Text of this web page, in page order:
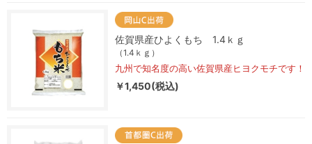
佐賀県産ひよくもち 1.4ｋｇ
（1.4ｋｇ）
九州で知名度の高い佐賀県産ヒヨクモチです！
￥1,450(税込)